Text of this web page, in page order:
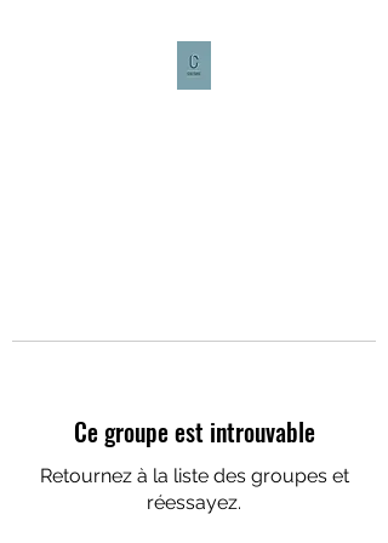
Ce groupe est introuvable
Retournez à la liste des groupes et
réessayez.